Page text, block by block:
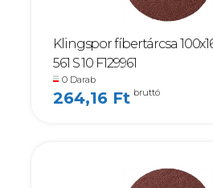
Klingspor fíbertárcsa
561 S 10 F129961
0 Darab
264,16 Ft bruttó